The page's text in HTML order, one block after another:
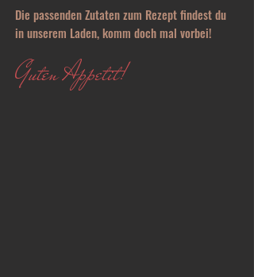
Die passenden Zutaten zum Rezept findest du
in unserem Laden, komm doch mal vorbei!
Guten Appetit!